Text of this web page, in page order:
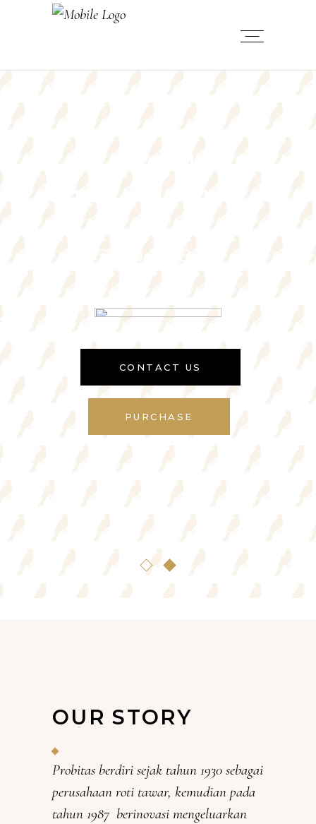
PT PROBITAS
JAYA UTAMA
OUR STORY
Probitas berdiri sejak tahun 1930 sebagai
perusahaan roti tawar, kemudian pada
tahun 1987 berinovasi mengeluarkan